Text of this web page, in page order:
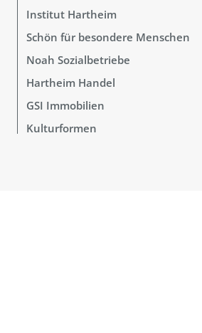
Institut Hartheim
Schön für besondere Menschen
Noah Sozialbetriebe
Hartheim Handel
GSI Immobilien
Kulturformen